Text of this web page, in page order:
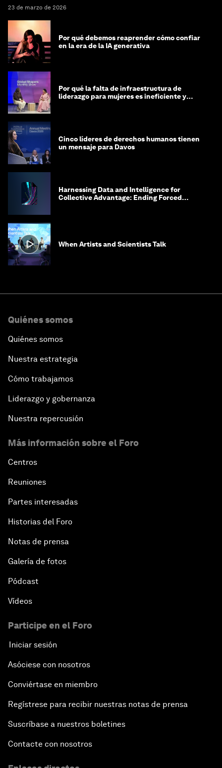
23 de marzo de 2026
Por qué debemos reaprender cómo confiar
en la era de la IA generativa
Por qué la falta de infraestructura de
liderazgo para mujeres es ineficiente y
Cinco líderes de derechos humanos tienen
un mensaje para Davos
Harnessing Data and Intelligence for
Collective Advantage: Ending Forced
When Artists and Scientists Talk
Quiénes somos
Quiénes somos
Nuestra estrategia
Cómo trabajamos
Liderazgo y gobernanza
Nuestra repercusión
Más información sobre el Foro
Centros
Reuniones
Partes interesadas
Historias del Foro
Notas de prensa
Galería de fotos
Pódcast
Vídeos
Participe en el Foro
Iniciar sesión
Asóciese con nosotros
Conviértase en miembro
Regístrese para recibir nuestras notas de prensa
Suscríbase a nuestros boletines
Contacte con nosotros